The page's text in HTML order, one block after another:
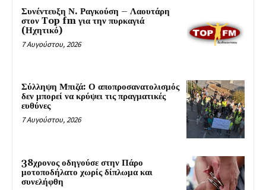
Συνέντευξη Ν. Ραγκούση – Λαουτάρη
στον Top fm για την πυρκαγιά
(Ηχητικό)
7 Αυγούστου, 2026
Σύλληψη Μπιζά: Ο αποπροσανατολισμός
δεν μπορεί να κρύψει τις πραγματικές
ευθύνες
7 Αυγούστου, 2026
38χρονος οδηγούσε στην Πάρο
μοτοποδήλατο χωρίς δίπλωμα και
συνελήφθη